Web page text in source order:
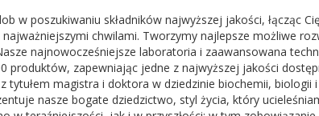
w poszukiwaniu składników najwyższej jakości, łącząc
chwilami. Tworzymy najlepsze możliwe
najnowocześniejsze laboratoria i zaawansowana
produktów, zapewniając jedne z najwyższej jakości
tytułem magistra i doktora w dziedzinie biochemii,
nasze bogate dziedzictwo, styl życia, który